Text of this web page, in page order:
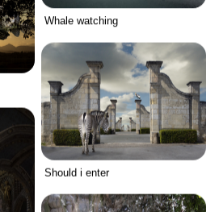
Whale watching
Should i enter